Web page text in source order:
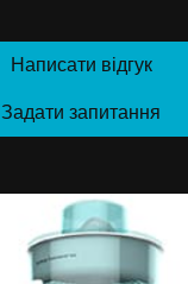
Написати відгук
Задати запитання